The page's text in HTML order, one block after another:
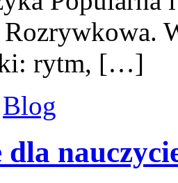
rytm, […]
Blog